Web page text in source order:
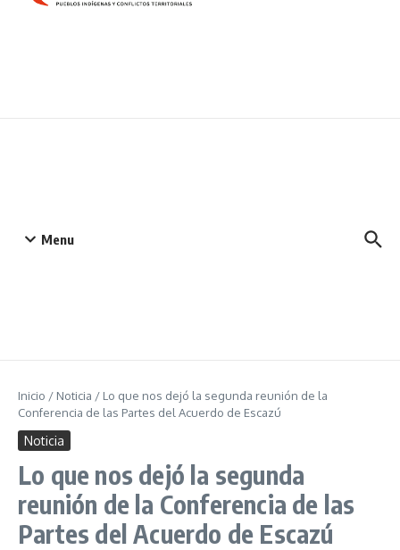
Menu
Inicio / Noticia / Lo que nos dejó la segunda reunión de la
Conferencia de las Partes del Acuerdo de Escazú
Noticia
Lo que nos dejó la segunda
reunión de la Conferencia de las
Partes del Acuerdo de Escazú